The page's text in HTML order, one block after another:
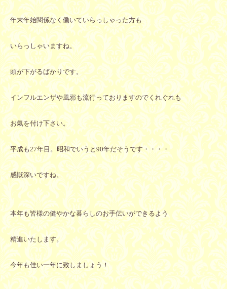
年末年始関係なく働いていらっしゃった方も
いらっしゃいますね。
頭が下がるばかりです。
インフルエンザや風邪も流行っておりますのでくれぐれも
お氣を付け下さい。
平成も27年目。昭和でいうと90年だそうです・・・・
感慨深いですね。
本年も皆様の健やかな暮らしのお手伝いができるよう
精進いたします。
今年も佳い一年に致しましょう！